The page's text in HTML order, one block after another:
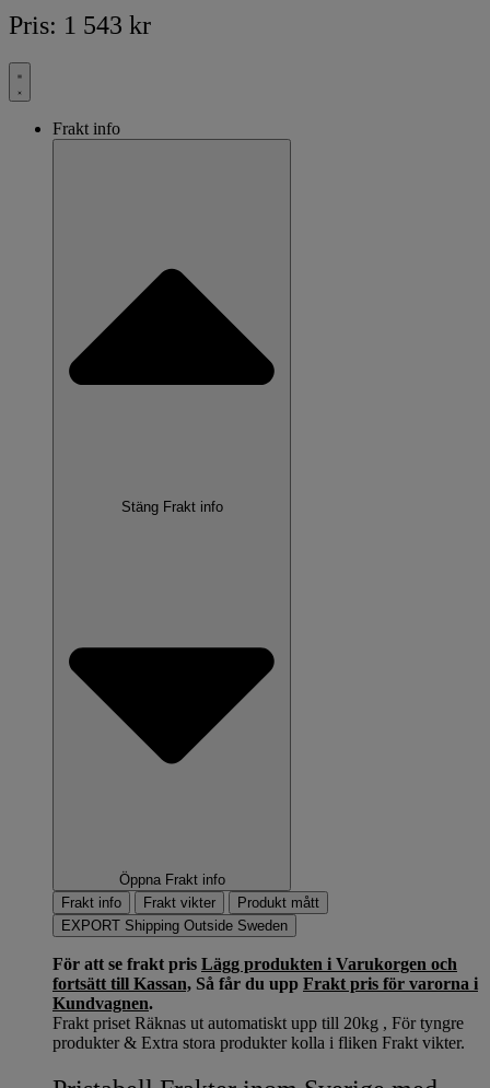
Pris: 1 543 kr
Frakt info
Stäng Frakt info
Öppna Frakt info
Frakt info
Frakt vikter
Produkt mått
EXPORT Shipping Outside Sweden
För att se frakt pris Lägg produkten i Varukorgen och
fortsätt till Kassan, Så får du upp Frakt pris för varorna i
Kundvagnen.
Frakt priset Räknas ut automatiskt upp till 20kg , För tyngre
produkter & Extra stora produkter kolla i fliken Frakt vikter.